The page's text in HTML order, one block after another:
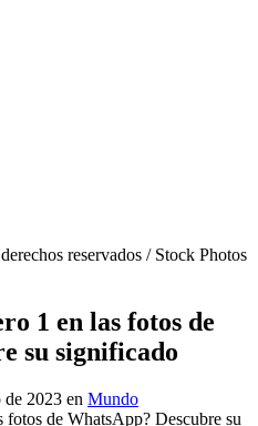
reservados / Stock Photos
1 en las fotos de
su significado
2023 en Mundo